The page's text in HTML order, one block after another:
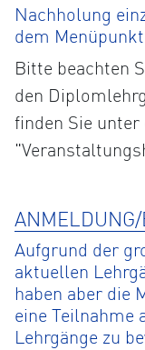
Nachholung
dem
Bitte beachten
den
finden Sie
Aufgrund der
aktuellen
haben aber die
eine Teilnahme
Lehrgänge zu